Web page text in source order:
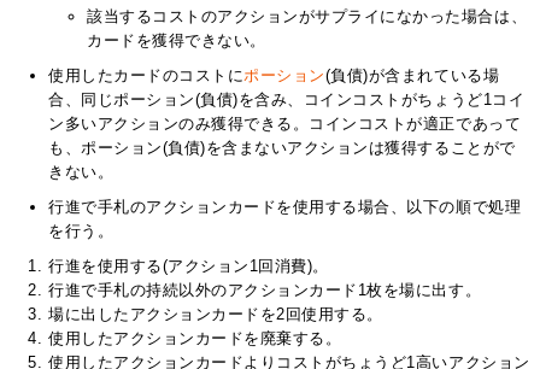
該当するコストのアクションがサプライになかった場合は、
カードを獲得できない。
使用したカードのコストにポーション(負債)が含まれている場
合、同じポーション(負債)を含み、コインコストがちょうど1コイ
ン多いアクションのみ獲得できる。コインコストが適正であって
も、ポーション(負債)を含まないアクションは獲得することがで
きない。
行進で手札のアクションカードを使用する場合、以下の順で処理
を行う。
行進を使用する(アクション1回消費)。
行進で手札の持続以外のアクションカード1枚を場に出す。
場に出したアクションカードを2回使用する。
使用したアクションカードを廃棄する。
使用したアクションカードよりコストがちょうど1高いアクション